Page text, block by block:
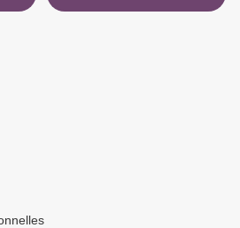
- The Evolution of the